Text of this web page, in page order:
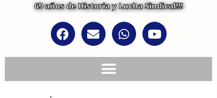
69 años de Historia y Lucha Sindical!!!
a
c
n
v
h
a
o
u